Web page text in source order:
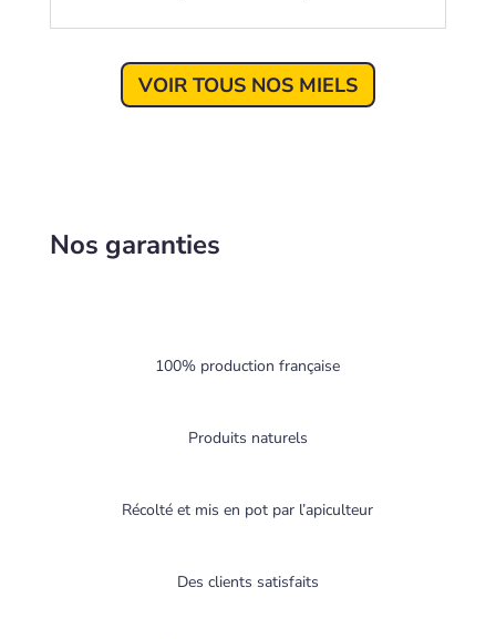
VOIR TOUS NOS MIELS
Nos garanties
100% production française
Produits naturels
Récolté et mis en pot par l’apiculteur
Des clients satisfaits